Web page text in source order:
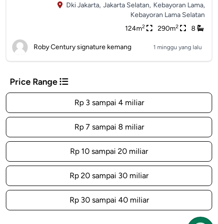
Dki Jakarta, Jakarta Selatan, Kebayoran Lama,
Kebayoran Lama Selatan
124m2 290m2 8
Roby Century signature kemang 1 minggu yang lalu
Price Range
Rp 3 sampai 4 miliar
Rp 7 sampai 8 miliar
Rp 10 sampai 20 miliar
Rp 20 sampai 30 miliar
Rp 30 sampai 40 miliar